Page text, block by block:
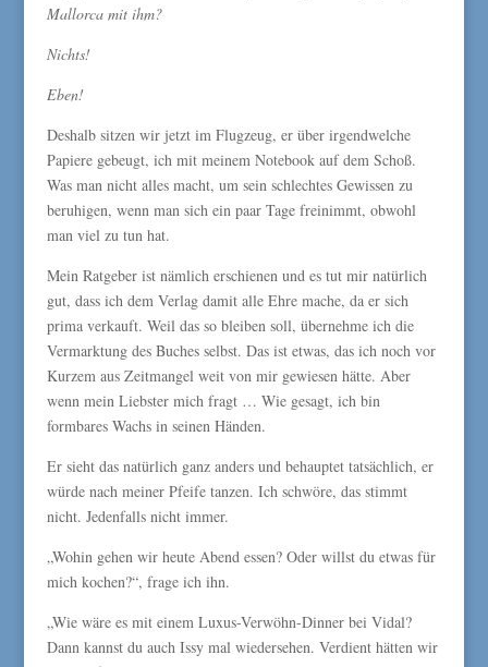
Mallorca mit ihm?
Nichts!
Eben!
Deshalb sitzen wir jetzt im Flugzeug, er über irgendwelche
Papiere gebeugt, ich mit meinem Notebook auf dem Schoß.
Was man nicht alles macht, um sein schlechtes Gewissen zu
beruhigen, wenn man sich ein paar Tage freinimmt, obwohl
man viel zu tun hat.
Mein Ratgeber ist nämlich erschienen und es tut mir natürlich
gut, dass ich dem Verlag damit alle Ehre mache, da er sich
prima verkauft. Weil das so bleiben soll, übernehme ich die
Vermarktung des Buches selbst. Das ist etwas, das ich noch vor
Kurzem aus Zeitmangel weit von mir gewiesen hätte. Aber
wenn mein Liebster mich fragt … Wie gesagt, ich bin
formbares Wachs in seinen Händen.
Er sieht das natürlich ganz anders und behauptet tatsächlich, er
würde nach meiner Pfeife tanzen. Ich schwöre, das stimmt
nicht. Jedenfalls nicht immer.
„Wohin gehen wir heute Abend essen? Oder willst du etwas für
mich kochen?“, frage ich ihn.
„Wie wäre es mit einem Luxus-Verwöhn-Dinner bei Vidal?
Dann kannst du auch Issy mal wiedersehen. Verdient hätten wir